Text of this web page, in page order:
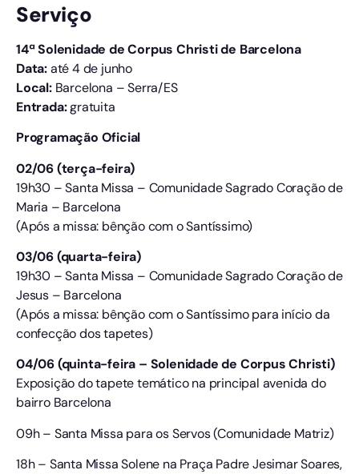
Serviço
14ª Solenidade de Corpus Christi de Barcelona
Data:até 4 de junho
Local:Barcelona – Serra/ES
Entrada:gratuita
Programação Oficial
02/06 (terça-feira)
19h30 – Santa Missa – Comunidade Sagrado Coração de
Maria – Barcelona
(Após a missa: bênção com o Santíssimo)
03/06 (quarta-feira)
19h30 – Santa Missa – Comunidade Sagrado Coração de
Jesus – Barcelona
(Após a missa: bênção com o Santíssimo para início da
confecção dos tapetes)
04/06 (quinta-feira – Solenidade de Corpus Christi)
Exposição do tapete temático na principal avenida do
bairro Barcelona
09h – Santa Missa para os Servos (Comunidade Matriz)
18h – Santa Missa Solene na Praça Padre Jesimar Soares,